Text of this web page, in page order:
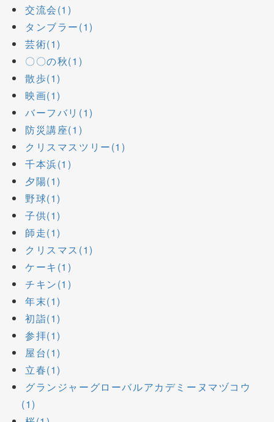
交流会(1)
タンブラー(1)
芸術(1)
〇〇の秋(1)
散歩(1)
映画(1)
バーフバリ(1)
防災講座(1)
クリスマスツリー(1)
千本浜(1)
夕陽(1)
野球(1)
子供(1)
師走(1)
クリスマス(1)
ケーキ(1)
チキン(1)
年末(1)
初詣(1)
参拝(1)
屋台(1)
立春(1)
グランジャーグローバルアカデミーヌマヅコウ
(1)